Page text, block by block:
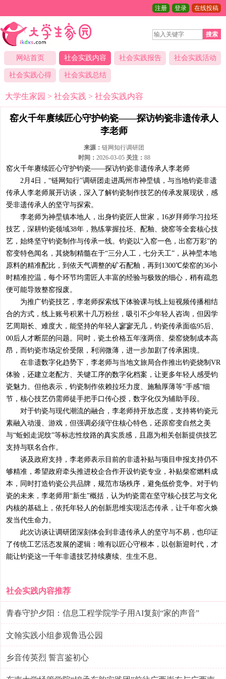
注册 登录 在线投稿
搜索
网站首页 社会实践内容 社会实践报告 社会实践活动
社会实践心得 社会实践总结
大学生家园 > 社会实践 > 社会实践内容
窑火千年赓续匠心守护钧瓷——探访钧瓷非遗传承人
李老师
来源： 链网知行调研团
时间： 2026-03-05 关注： 88
窑火千年赓续匠心守护钧瓷——探访钧瓷非遗传承人李老师
2月4日，“链网知行”调研团走进禹州市神垕镇，与当地钧瓷非遗
传承人李老师展开访谈，深入了解钧瓷制作技艺的传承发展现状，感
受非遗传承人的坚守与探索。
李老师为神垕镇本地人，出身钧瓷匠人世家，16岁拜师学习拉坯
技艺，深耕钧瓷领域38年，熟练掌握拉坯、配釉、烧窑等全套核心技
艺，始终坚守钧瓷制作与传承一线。钧瓷以“入窑一色，出窑万彩”的
窑变特色闻名，其烧制精髓在于“三分人工，七分天工”，从神垕本地
原料的精准配比，到依天气调整的矿石配釉，再到1300℃柴窑的36小
时精准控温，每个环节均需匠人丰富的经验与极致的细心，稍有疏忽
便可能导致整窑报废。
为推广钧瓷技艺，李老师探索线下体验课与线上短视频传播相结
合的方式，线上账号积累十几万粉丝，吸引不少年轻人咨询，但因学
艺周期长、难度大，能坚持的年轻人寥寥无几，钧瓷传承面临95后、
00后人才断层的问题。同时，瓷土价格五年涨两倍、柴窑烧制成本高
昂，而钧瓷市场定价受限，利润微薄，进一步加剧了传承困境。
在非遗数字化趋势下，李老师与当地文旅局合作推出钧瓷烧制VR
体验，还建立老配方、关键工序的数字化档案，让更多年轻人感受钧
瓷魅力。但他表示，钧瓷制作依赖拉坯力度、施釉厚薄等“手感”细
节，核心技艺仍需师徒手把手口传心授，数字化仅为辅助手段。
对于钧瓷与现代潮流的融合，李老师持开放态度，支持将钧瓷元
素融入动漫、游戏，但强调必须守住核心特色，还原窑变自然之美
与“蚯蚓走泥纹”等标志性纹路的真实质感，且愿为相关创新提供技艺
支持与联名合作。
谈及政府支持，李老师表示目前的非遗补贴与项目申报支持仍不
够精准，希望政府牵头推进校企合作开设钧瓷专业，补贴柴窑燃料成
本，同时打造钧瓷公共品牌，规范市场秩序，避免低价竞争。对于钧
瓷的未来，李老师用“新生”概括，认为钧瓷需在坚守核心技艺与文化
内核的基础上，依托年轻人的创新思维实现活态传承，让千年窑火焕
发当代生命力。
此次访谈让调研团深刻体会到非遗传承人的坚守与不易，也印证
了传统工艺活态发展的逻辑：唯有以匠心守根本，以创新迎时代，才
能让钧瓷这一千年非遗技艺持续赓续、生生不息。
社会实践内容推荐
青春守护夕阳：信息工程学院学子用AI复刻“家的声音”
文翰实践小组参观鲁迅公园
乡音传英烈 誓言鉴初心